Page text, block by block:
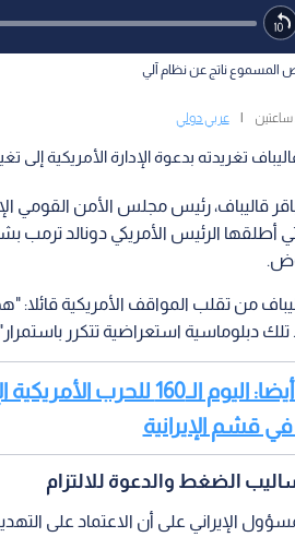
المسموع ناتج عن نظام آلي
ساعتين عربي دولي
تغريدته بدعوة الإدارة الأمريكية إلى
قاليباف، رئيس مجلس الأمن القومي
أطلقها الرئيس الأمريكي دونالد
من تقلب المواقف الأمريكية قائلا:
دبلوماسية استعراضية تتكرر
اقرأ أيضا: اليوم
قشم الإيرانية
الضغط والدعوة للالتزام
الإيراني على أن الاعتماد على